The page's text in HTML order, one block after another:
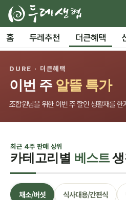
홈 두레추천 더큰혜택
DURE · 더큰혜택
이번 주 알뜰 특가
조합원님을 위한 이번 주 할인 생활재를 한
최근 4주 판매 상위
카테고리별 베스트생
채소/버섯 식사대용/간편식